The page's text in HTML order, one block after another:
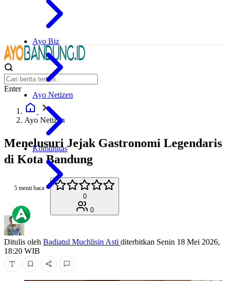
Ayo Biz
Ayo Netizen
Komunitas
Enter
Ayo Netizen
Menelusuri Jejak Gastronomi Legendaris
di Kota Bandung
5 menit baca
0
0
Ditulis oleh Badiatul Muchlisin Asti diterbitkan Senin 18 Mei 2026,
18:20 WIB